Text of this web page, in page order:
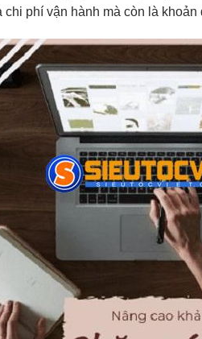
chi phí vận hành mà còn là